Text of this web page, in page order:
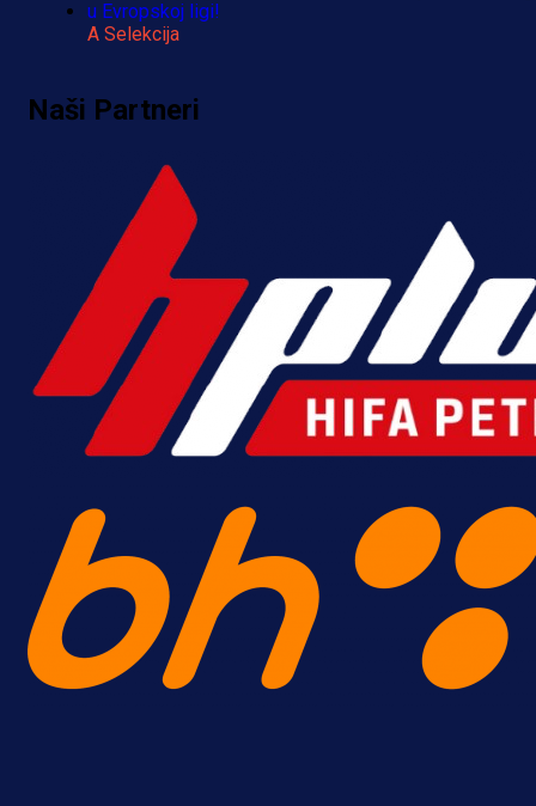
A Selekcija
trijumf Salzburga u Evropskoj ligi!
4 h 21 min
Naši Partneri